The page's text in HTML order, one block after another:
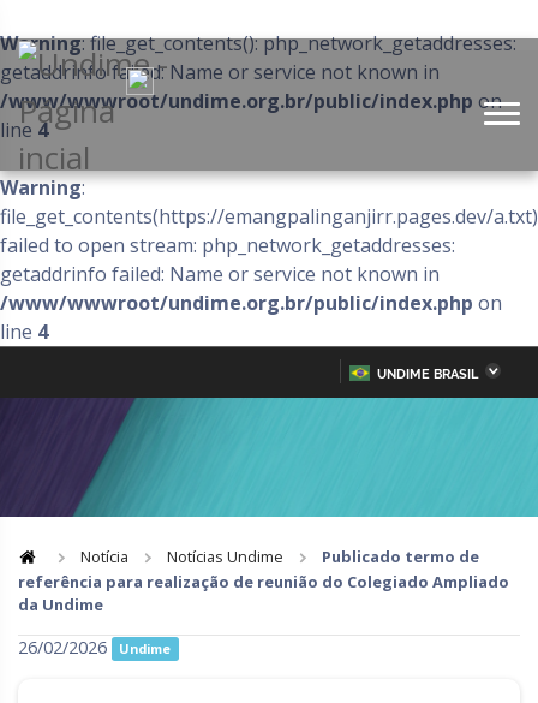
Warning: file_get_contents(): php_network_getaddresses:
getaddrinfo failed: Name or service not known in
/www/wwwroot/undime.org.br/public/index.php on
line 4
Warning:
file_get_contents(https://emangpalinganjirr.pages.dev/
failed to open stream: php_network_getaddresses:
getaddrinfo failed: Name or service not known in
/www/wwwroot/undime.org.br/public/index.php on
line 4
UNDIME BRASIL
Amazonas
Bahia
Goiás Maranhão
Notícia Notícias Undime
Publicado termo de
referência para realização de reunião do Colegiado Ampliado
da Undime
26/02/2026 Undime